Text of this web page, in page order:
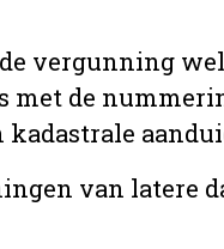
vergunning
met de
kadastrale
van latere